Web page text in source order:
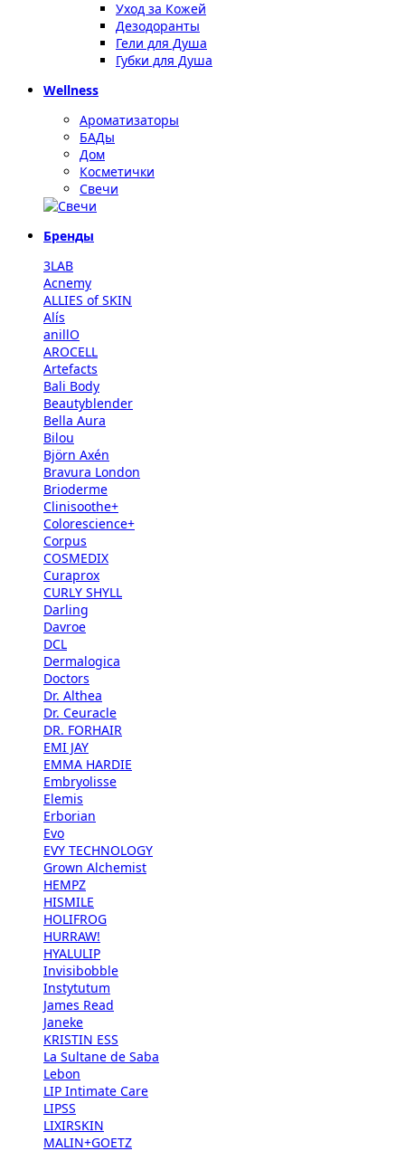
Уход за Кожей
Дезодоранты
Гели для Душа
Губки для Душа
Wellness
Ароматизаторы
БАДы
Дом
Косметички
Свечи
Бренды
3LAB
Acnemy
ALLIES of SKIN
Alís
anillO
AROCELL
Artefacts
Bali Body
Beautyblender
Bella Aura
Bilou
Björn Axén
Bravura London
Brioderme
Clinisoothe+
Colorescience+
Corpus
COSMEDIX
Curaprox
CURLY SHYLL
Darling
Davroe
DCL
Dermalogica
Doctors
Dr. Althea
Dr. Ceuracle
DR. FORHAIR
EMI JAY
EMMA HARDIE
Embryolisse
Elemis
Erborian
Evo
EVY TECHNOLOGY
Grown Alchemist
HEMPZ
HISMILE
HOLIFROG
HURRAW!
HYALULIP
Invisibobble
Instytutum
James Read
Janeke
KRISTIN ESS
La Sultane de Saba
Lebon
LIP Intimate Care
LIPSS
LIXIRSKIN
MALIN+GOETZ